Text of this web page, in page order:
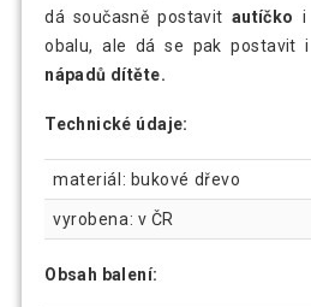
dá současně postavit autíčko i
obalu, ale dá se pak postavit i
nápadů dítěte.
Technické údaje:
materiál: bukové dřevo
vyrobena: v ČR
Obsah balení: